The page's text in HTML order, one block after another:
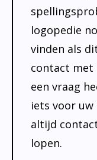
logopedie
vinden als
contact met
een vraag
iets voor
altijd
lopen.